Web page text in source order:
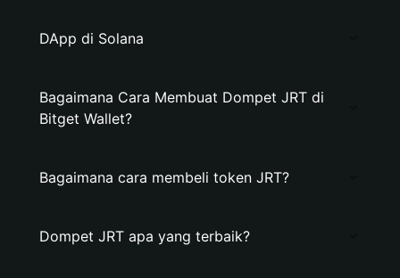
DApp di Solana
Bagaimana Cara Membuat Dompet JRT di
Bitget Wallet?
Bagaimana cara membeli token JRT?
Dompet JRT apa yang terbaik?